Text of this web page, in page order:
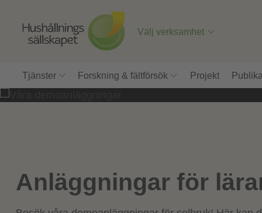
Välj verksamhet
Tjänster Forskning & fältförsök Projekt
Våra
Anläggningar för